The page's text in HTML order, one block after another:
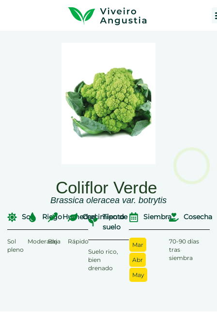
Coliflor Verde
Brassica oleracea var. botrytis
Sol
Sol
pleno
Riego
Moderado
Humedad
Baja
Crecimiento
Rápido
Tipo de
suelo
Suelo rico,
bien
drenado
Siembra
Mar
Abr
May
Cosecha
70-90 días
tras
siembra